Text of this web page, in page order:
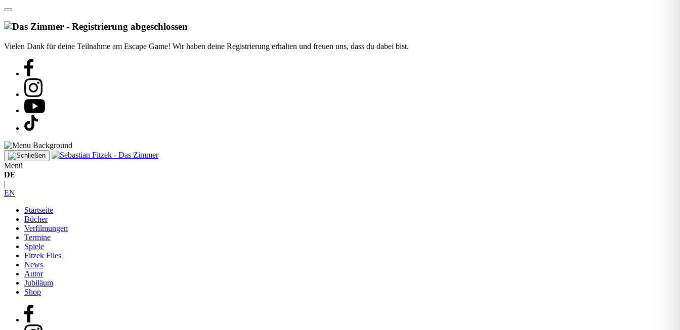
Vielen Dank für deine Teilnahme am Escape Game! Wir haben deine Registrierung erhalten und freuen uns, dass du dabei bist.
Menü
DE
|
EN
Startseite
Bücher
Verfilmungen
Termine
Spiele
Fitzek Files
News
Autor
Jubiläum
Shop